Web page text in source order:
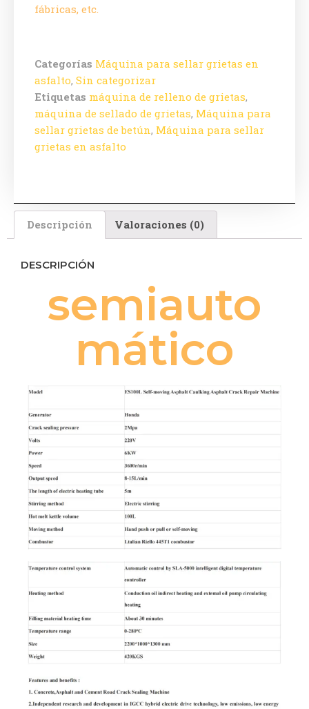
fábricas, etc.
Categorías Máquina para sellar grietas en
asfalto, Sin categorizar
Etiquetas máquina de relleno de grietas,
máquina de sellado de grietas, Máquina para
sellar grietas de betún, Máquina para sellar
grietas en asfalto
Descripción Valoraciones (0)
DESCRIPCIÓN
semiauto
mático